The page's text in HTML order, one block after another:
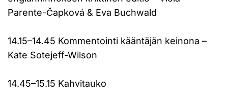
Parente-Čapková & Eva Buchwald
14.15–14.45 Kommentointi kääntäjän keinona –
Kate Sotejeff-Wilson
14.45–15.15 Kahvitauko